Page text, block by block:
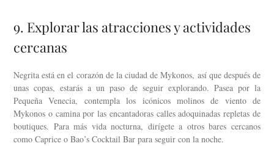
9. Explorar las atracciones y actividades
cercanas
Negrita está en el corazón de la ciudad de Mykonos, así que después de
unas copas, estarás a un paso de seguir explorando. Pasea por la
Pequeña Venecia, contempla los icónicos molinos de viento de
Mykonos o camina por las encantadoras calles adoquinadas repletas de
boutiques. Para más vida nocturna, dirígete a otros bares cercanos
como Caprice o Bao’s Cocktail Bar para seguir con la noche.